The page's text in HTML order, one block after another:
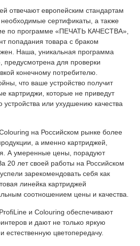
отвечают европейским стандартам
сертификаты, а также
по программе «ПЕЧАТЬ КАЧЕСТВА»,
попадания товара с браком
Наша, уникальная программа
для проверки
конечному потребителю.
что ваше устройство получит
картриджи, которые не приведут
или ухудшению качества
на Российском рынке более
а именно картриджей,
А умеренные цены, порадуют
20 лет своей работы на Российском
зарекомендовать себя как
линейка картриджей
соотношением цены и качества.
и Colouring обеспечивают
и дают не только яркую
естественную цветопередачу.